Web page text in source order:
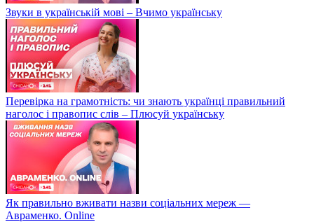
Звуки в українській мові – Вчимо українську
Перевірка на грамотність: чи знають українці правильний
наголос і правопис слів – Плюсуй українську
Як правильно вживати назви соціальних мереж —
Авраменко. Online